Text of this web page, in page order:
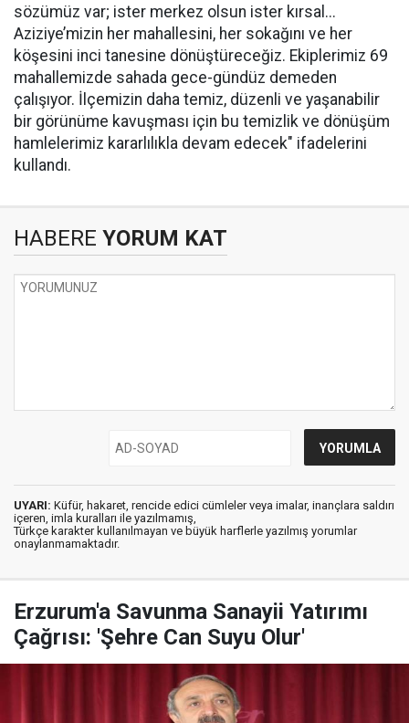
sözümüz var; ister merkez olsun ister kırsal...
Aziziye’mizin her mahallesini, her sokağını ve her
köşesini inci tanesine dönüştüreceğiz. Ekiplerimiz 69
mahallemizde sahada gece-gündüz demeden
çalışıyor. İlçemizin daha temiz, düzenli ve yaşanabilir
bir görünüme kavuşması için bu temizlik ve dönüşüm
hamlelerimiz kararlılıkla devam edecek" ifadelerini
kullandı.
HABERE YORUM KAT
UYARI: Küfür, hakaret, rencide edici cümleler veya imalar, inançlara saldırı
içeren, imla kuralları ile yazılmamış,
Türkçe karakter kullanılmayan ve büyük harflerle yazılmış yorumlar
onaylanmamaktadır.
Erzurum'a Savunma Sanayii Yatırımı
Çağrısı: 'Şehre Can Suyu Olur'